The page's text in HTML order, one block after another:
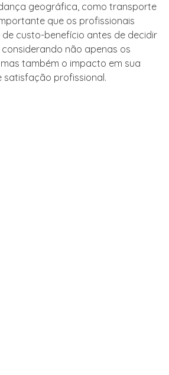
geográfica, como transporte
que os profissionais
custo-benefício antes de decidir
não apenas os
também o impacto em sua
satisfação profissional.